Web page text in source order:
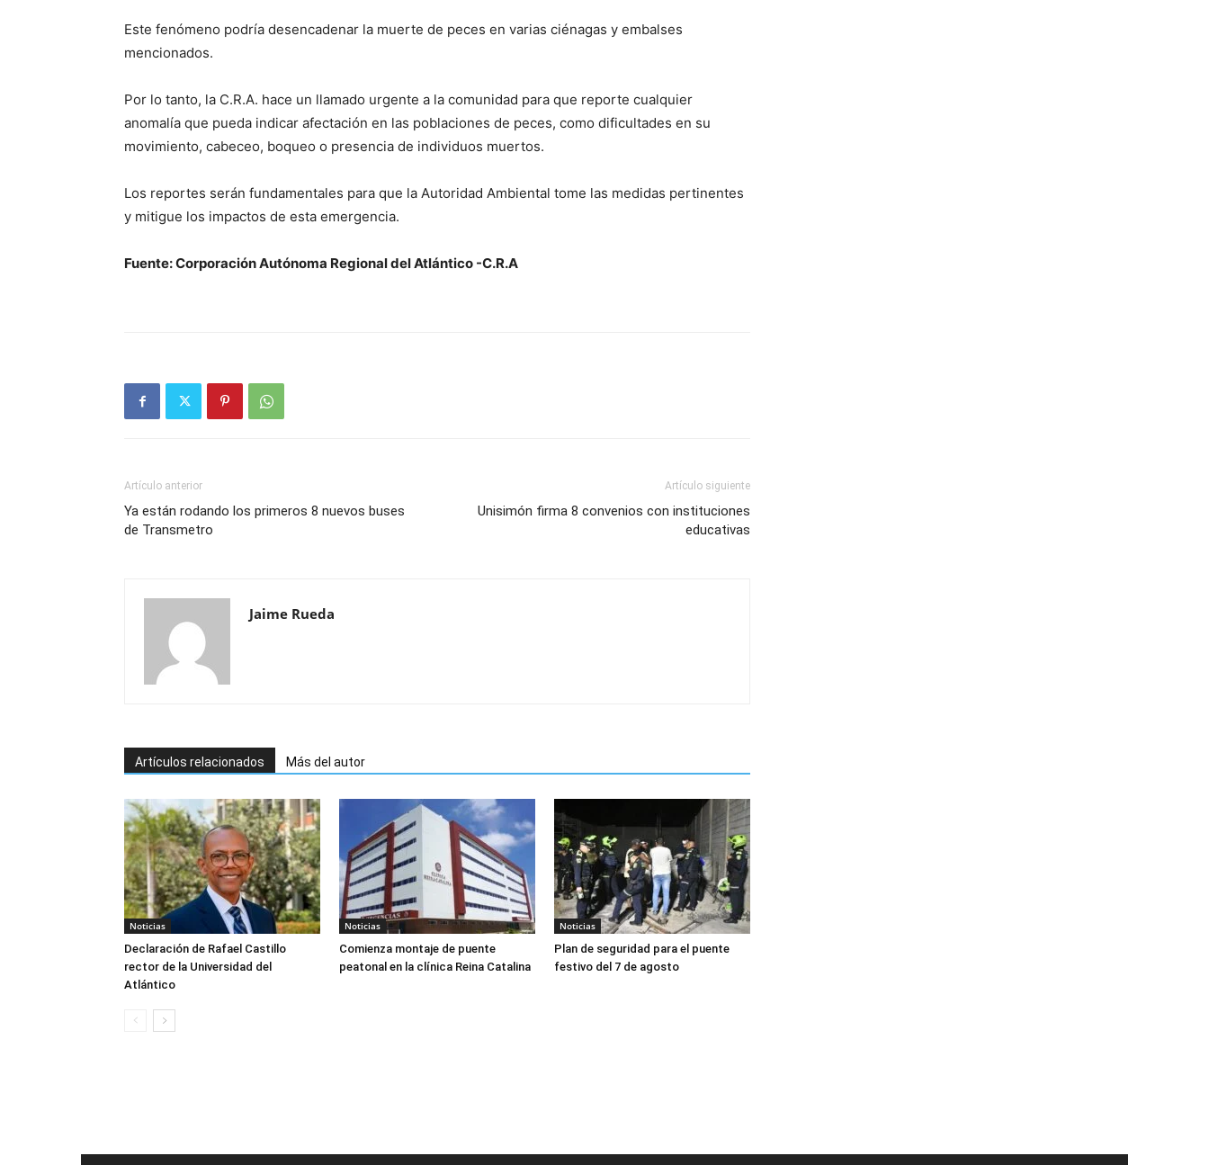
Este fenómeno podría desencadenar la muerte de peces en varias ciénagas y embalses
mencionados.
Por lo tanto, la C.R.A. hace un llamado urgente a la comunidad para que reporte cualquier
anomalía que pueda indicar afectación en las poblaciones de peces, como dificultades en su
movimiento, cabeceo, boqueo o presencia de individuos muertos.
Los reportes serán fundamentales para que la Autoridad Ambiental tome las medidas pertinentes
y mitigue los impactos de esta emergencia.
Fuente: Corporación Autónoma Regional del Atlántico -C.R.A
Artículo anterior
Ya están rodando los primeros 8 nuevos buses
de Transmetro
Artículo siguiente
Unisimón firma 8 convenios con instituciones
educativas
Jaime Rueda
Artículos relacionados Más del autor
Noticias
Declaración de Rafael Castillo
rector de la Universidad del
Atlántico
Noticias
Comienza montaje de puente
peatonal en la clínica Reina Catalina
Noticias
Plan de seguridad para el puente
festivo del 7 de agosto